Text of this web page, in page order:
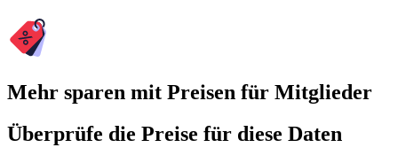
Mehr sparen mit Preisen für Mitglieder
Überprüfe die Preise für diese Daten